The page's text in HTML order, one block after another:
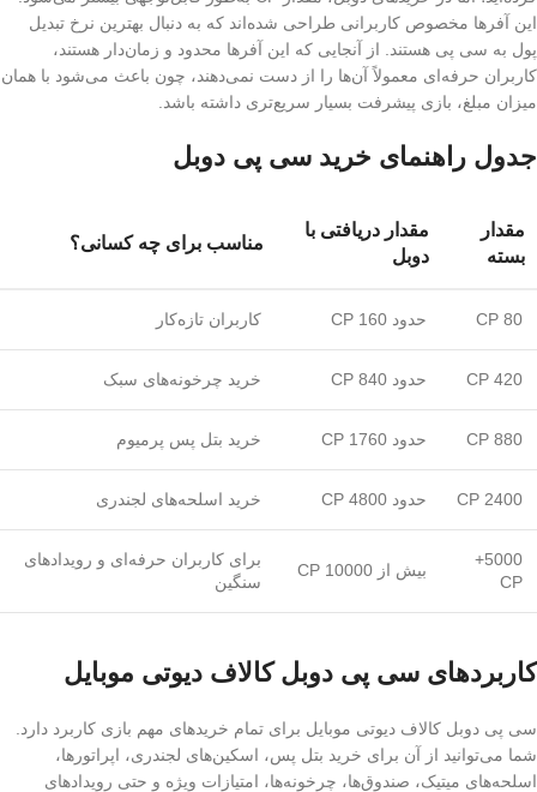
این آفرها مخصوص کاربرانی طراحی شده‌اند که به دنبال بهترین نرخ تبدیل
پول به سی پی هستند. از آنجایی که این آفرها محدود و زمان‌دار هستند،
کاربران حرفه‌ای معمولاً آن‌ها را از دست نمی‌دهند، چون باعث می‌شود با همان
میزان مبلغ، بازی پیشرفت بسیار سریع‌تری داشته باشد.
جدول راهنمای خرید سی پی دوبل
مقدار
بسته
مقدار دریافتی با
دوبل
مناسب برای چه کسانی؟
80 CP حدود 160 CP کاربران تازه‌کار
420 CP حدود 840 CP خرید چرخونه‌های سبک
880 CP حدود 1760 CP خرید بتل پس پرمیوم
2400 CP حدود 4800 CP خرید اسلحه‌های لجندری
5000+
CP
بیش از 10000 CP
برای کاربران حرفه‌ای و رویدادهای
سنگین
کاربردهای سی پی دوبل کالاف دیوتی موبایل
سی پی دوبل کالاف دیوتی موبایل برای تمام خریدهای مهم بازی کاربرد دارد.
شما می‌توانید از آن برای خرید بتل پس، اسکین‌های لجندری، اپراتورها،
اسلحه‌های میتیک، صندوق‌ها، چرخونه‌ها، امتیازات ویژه و حتی رویدادهای